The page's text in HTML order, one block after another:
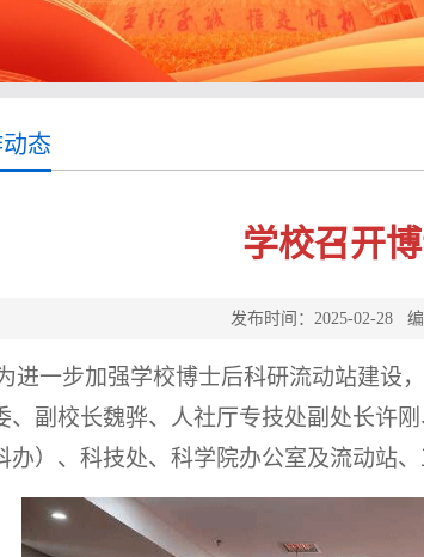
态
学校召开
发布时间：2025-02-28
进一步加强学校博士后科研流动站建设，
、副校长魏骅、人社厅专技处副处长许
办）、科技处、科学院办公室及流动站